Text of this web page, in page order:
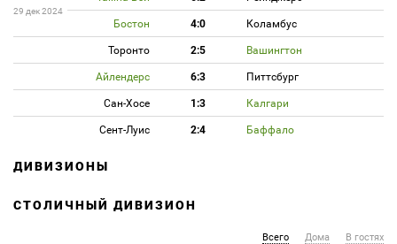
29 дек 2024
Бостон 4:0 Коламбус
Торонто 2:5 Вашингтон
Айлендерс 6:3 Питтсбург
Сан-Хосе 1:3 Калгари
Сент-Луис 2:4 Баффало
ДИВИЗИОНЫ
СТОЛИЧНЫЙ ДИВИЗИОН
Всего Дома В гостях